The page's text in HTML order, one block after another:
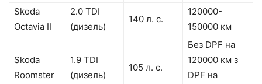
Skoda
Octavia II
2.0 TDI
(дизель)
140 л. с.
120000-
150000 км
Skoda
Roomster
1.9 TDI
(дизель)
105 л. с.
Без DPF на
120000 км з
DPF на